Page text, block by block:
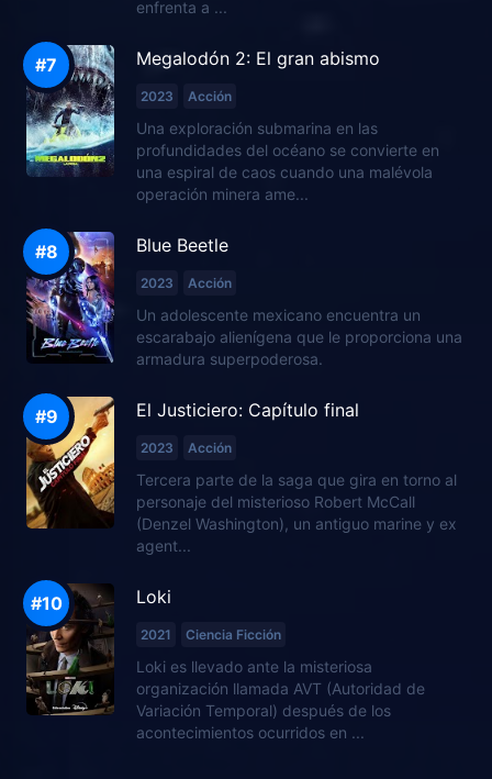
enfrenta a ...
Megalodón 2: El gran abismo
2023 Acción
Una exploración submarina en las
profundidades del océano se convierte en
una espiral de caos cuando una malévola
operación minera ame...
Blue Beetle
2023 Acción
Un adolescente mexicano encuentra un
escarabajo alienígena que le proporciona una
armadura superpoderosa.
El Justiciero: Capítulo final
2023 Acción
Tercera parte de la saga que gira en torno al
personaje del misterioso Robert McCall
(Denzel Washington), un antiguo marine y ex
agent...
Loki
2021 Ciencia Ficción
Loki es llevado ante la misteriosa
organización llamada AVT (Autoridad de
Variación Temporal) después de los
acontecimientos ocurridos en ...